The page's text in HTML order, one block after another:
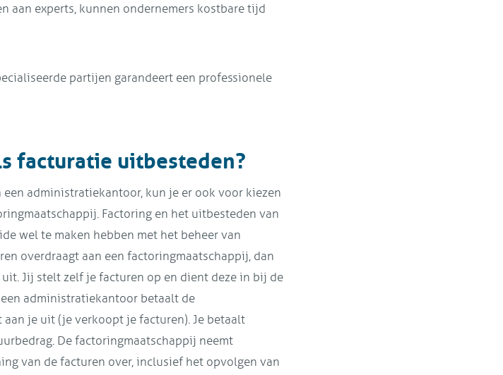
aan experts, kunnen ondernemers kostbare tijd
partijen garandeert een professionele
facturatie uitbesteden?
administratiekantoor, kun je er ook voor kiezen
Factoring en het uitbesteden van
wel te maken hebben met het beheer van
overdraagt aan een factoringmaatschappij, dan
Jij stelt zelf je facturen op en dient deze in bij de
administratiekantoor betaalt de
je uit (je verkoopt je facturen). Je betaalt
De factoringmaatschappij neemt
van de facturen over, inclusief het opvolgen van